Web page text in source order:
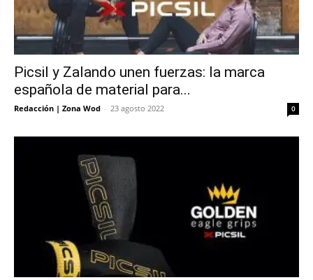
Picsil y Zalando unen fuerzas: la marca
española de material para...
Redacción | Zona Wod - 23 agosto 2022 0